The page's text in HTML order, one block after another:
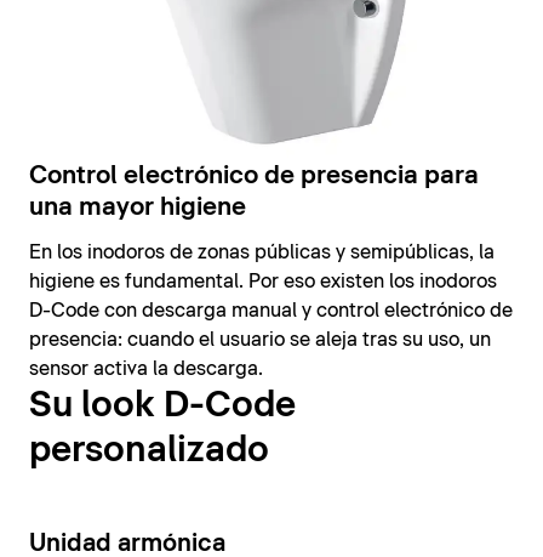
Control electrónico de presencia para
una mayor higiene
En los inodoros de zonas públicas y semipúblicas, la
higiene es fundamental. Por eso existen los inodoros
D-Code con descarga manual y control electrónico de
presencia: cuando el usuario se aleja tras su uso, un
sensor activa la descarga.
Su look D-Code
personalizado
14
Unidad armónica